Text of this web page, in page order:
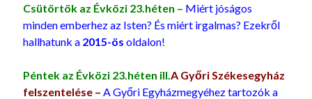
Csütörtök az Évközi 23.héten – Miért jóságos
minden emberhez az Isten? És miért irgalmas? Ezekről
hallhatunk a 2015-ösoldalon!
Péntek az Évközi 23.héten ill. A Győri Székesegyház
felszentelése – A Győri Egyházmegyéhez tartozók a